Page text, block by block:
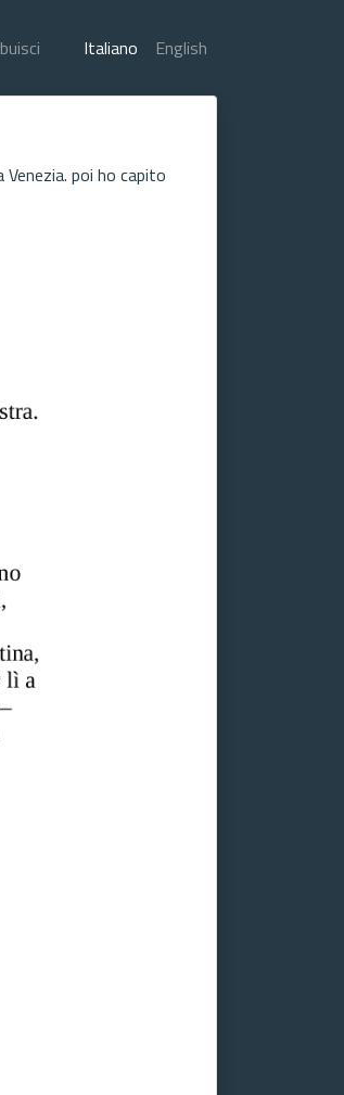
Italiano English
poi ho capito